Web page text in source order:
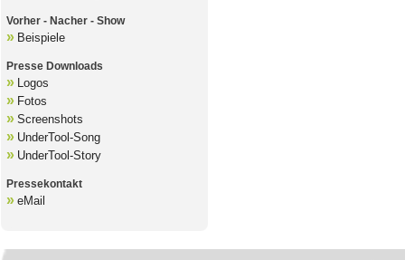
Vorher - Nacher - Show
» Beispiele
Presse Downloads
» Logos
» Fotos
» Screenshots
» UnderTool-Song
» UnderTool-Story
Pressekontakt
» eMail